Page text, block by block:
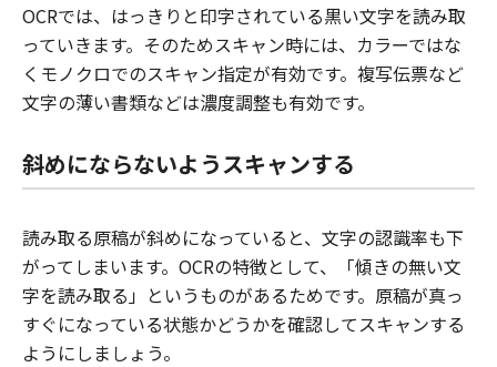
OCRでは、はっきりと印字されている黒い文字を読み取
っていきます。そのためスキャン時には、カラーではな
くモノクロでのスキャン指定が有効です。複写伝票など
文字の薄い書類などは濃度調整も有効です。
斜めにならないようスキャンする
読み取る原稿が斜めになっていると、文字の認識率も下
がってしまいます。OCRの特徴として、「傾きの無い文
字を読み取る」というものがあるためです。原稿が真っ
すぐになっている状態かどうかを確認してスキャンする
ようにしましょう。